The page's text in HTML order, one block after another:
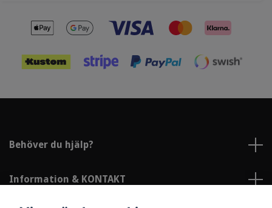
Behöver du hjälp?
Information & KONTAKT